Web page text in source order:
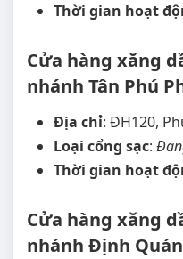
Thời gian hoạt
Cửa hàng xăng
nhánh Tân Phú
Địa chỉ: ĐH120,
Loại cổng sạc:
Thời gian hoạt
Cửa hàng xăng
nhánh Định